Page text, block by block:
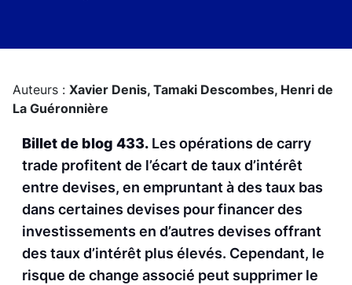
Auteurs : Xavier Denis, Tamaki Descombes, Henri de
La Guéronnière
Billet de blog 433. Les opérations de carry
trade profitent de l’écart de taux d’intérêt
entre devises, en empruntant à des taux bas
dans certaines devises pour financer des
investissements en d’autres devises offrant
des taux d’intérêt plus élevés. Cependant, le
risque de change associé peut supprimer le